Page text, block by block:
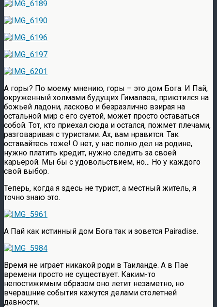
А горы? По моему мнению, горы – это дом Бога. И Пай,
окруженный холмами будущих Гималаев, приютился на
божьей ладони, ласково и безразлично взирая на
остальной мир с его суетой, может просто оставаться
собой. Тот, кто приехал сюда и остался, пожмет плечами,
разговаривая с туристами. Ах, вам нравится. Так
оставайтесь тоже! О нет, у нас полно дел на родине,
нужно платить кредит, нужно следить за своей
карьерой. Мы бы с удовольствием, но… Но у каждого
свой выбор.
Теперь, когда я здесь не турист, а местный житель, я
точно знаю это.
А Пай как истинный дом Бога так и зовется Pairadise.
Время не играет никакой роди в Таиланде. А в Пае
времени просто не существует. Каким-то
непостижимым образом оно летит незаметно, но
вчерашние события кажутся делами столетней
давности.